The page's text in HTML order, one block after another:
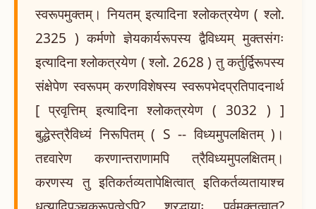
स्वरूपमुक्तम्। नियतम् इत्यादिना श्लोकत्रयेण ( श्लो.
2325 ) कर्मणो ज्ञेयकार्यरूपस्य द्वैविध्यम् मुक्तसंगः
इत्यादिना श्लोकत्रयेण ( श्लो. 2628 ) तु कर्तुर्द्विरूपस्य
संक्षेपेण स्वरूपम् करणविशेषस्य स्वरूपभेदप्रतिपादनार्थ
[ प्रवृत्तिम् इत्यादिना श्लोकत्रयेण ( 3032 ) ]
बुद्धेस्त्रैविध्यं निरूपितम् ( S -- विध्यमुपलक्षितम् )।
तद्द्वारेण करणान्तराणामपि त्रैविध्यमुपलक्षितम्।
करणस्य तु इतिकर्तव्यतापेक्षित्वात् इतिकर्तव्यतायाश्च